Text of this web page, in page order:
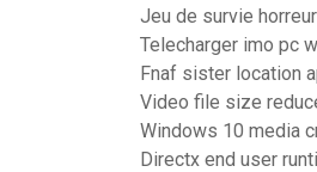
Jeu de survie
Telecharger imo pc
Fnaf sister location
Video file size
Windows 10 media
Directx end user